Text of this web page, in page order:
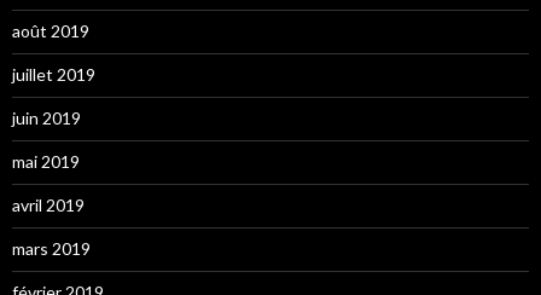
août 2019
juillet 2019
juin 2019
mai 2019
avril 2019
mars 2019